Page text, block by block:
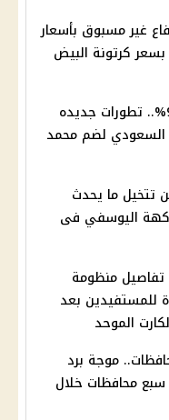
غير مسبوق بأسعار
كرتونة البيض
القرار حسم بنسبة 99%.. تطورات جديده
السعودي لضم محمد
تتخيل ما يحدث
اليوسفي فى
منظومة
للمستفيدين بعد
الموحد
هيقلب في 7 محافظات.. موجة برد
محافظات خلال